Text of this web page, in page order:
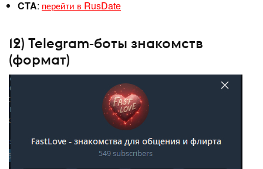
CTA: перейти в RusDate
12) Telegram‑боты знакомств
(формат)